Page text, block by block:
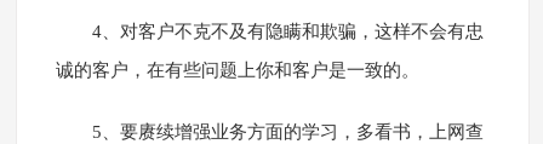
4、对客户不克不及有隐瞒和欺骗，这样不会有忠
诚的客户，在有些问题上你和客户是一致的。
5、要赓续增强业务方面的学习，多看书，上网查